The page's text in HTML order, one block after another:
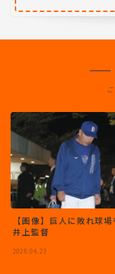
【画像】巨人に敗れ球
井上監督
2026.04.23